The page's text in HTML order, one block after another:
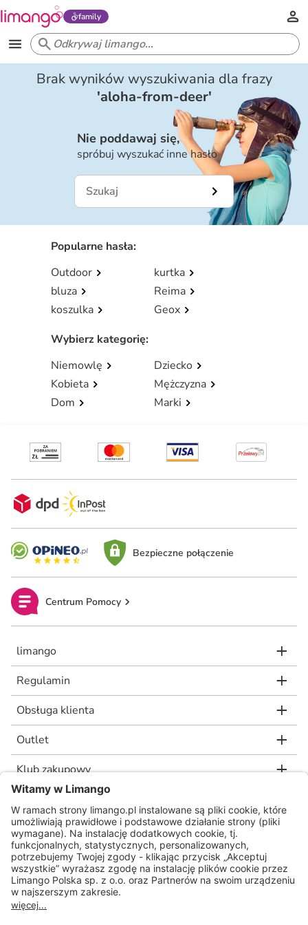
family
Brak wyników wyszukiwania dla frazy
'aloha-from-deer'
Nie poddawaj się,
spróbuj wyszukać inne hasło
Popularne hasła:
Outdoor
kurtka
bluza
Reima
koszulka
Geox
Wybierz kategorię:
Niemowlę
Dziecko
Kobieta
Mężczyzna
Dom
Marki
Bezpieczne połączenie
Centrum Pomocy
limango
Regulamin
Obsługa klienta
Outlet
Klub zakupowy